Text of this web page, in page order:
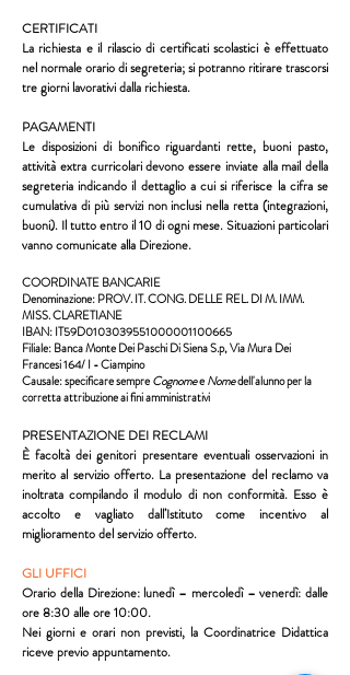
CERTIFICATI
La richiesta e il rilascio di certificati scolastici è effettuato
nel normale orario di segreteria; si potranno ritirare trascorsi
tre giorni lavorativi dalla richiesta.
PAGAMENTI
Le disposizioni di bonifico riguardanti rette, buoni pasto,
attività extra curricolari devono essere inviate alla mail della
segreteria indicando il dettaglio a cui si riferisce la cifra se
cumulativa di più servizi non inclusi nella retta (integrazioni,
buoni). Il tutto entro il 10 di ogni mese. Situazioni particolari
vanno comunicate alla Direzione.
COORDINATE BANCARIE
Denominazione: PROV. IT. CONG. DELLE REL. DI M. IMM.
MISS. CLARETIANE
IBAN: IT59D0103039551000001100665
Filiale:Banca Monte Dei Paschi Di Siena S.p, Via Mura Dei
Francesi 164/ I - Ciampino
Causale:specificare sempreCognomeeNomedell'alunno per la
corretta attribuzione ai fini amministrativi
PRESENTAZIONE DEI RECLAMI
È facoltà dei genitori presentare eventuali osservazioni in
merito al servizio offerto. La presentazione del reclamo va
inoltrata compilando il modulo di non conformità. Esso è
accolto e vagliato dall’Istituto come incentivo al
miglioramento del servizio offerto.
GLI UFFICI
Orario della Direzione: lunedì – mercoledì – venerdì: dalle
ore 8:30 alle ore 10:00.
Nei giorni e orari non previsti, la Coordinatrice Didattica
riceve previo appuntamento.